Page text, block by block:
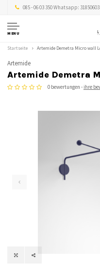
085 - 06 03 350 Whatsapp:
MENU
Startseite Artemide Demetra Micro wall
Artemide
Artemide Demetra
0 bewertungen - ihre